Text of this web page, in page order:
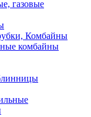
газовые
Комбайны
комбайны